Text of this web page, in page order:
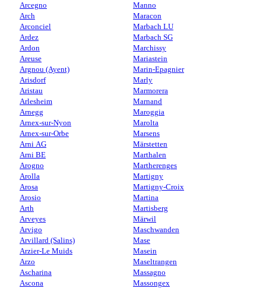
Arcegno
Arch
Arconciel
Ardez
Ardon
Areuse
Argnou (Ayent)
Arisdorf
Aristau
Arlesheim
Arnegg
Arnex-sur-Nyon
Arnex-sur-Orbe
Arni AG
Arni BE
Arogno
Arolla
Arosa
Arosio
Arth
Arveyes
Arvigo
Arvillard (Salins)
Arzier-Le Muids
Arzo
Ascharina
Ascona
Manno
Maracon
Marbach LU
Marbach SG
Marchissy
Mariastein
Marin-Epagnier
Marly
Marmorera
Marnand
Maroggia
Marolta
Marsens
Märstetten
Marthalen
Martherenges
Martigny
Martigny-Croix
Martina
Martisberg
Märwil
Maschwanden
Mase
Masein
Maseltrangen
Massagno
Massongex